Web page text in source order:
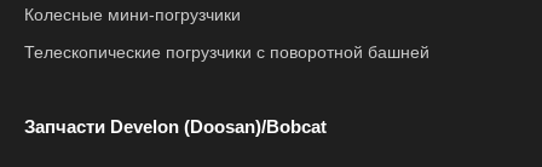
Колесные мини-погрузчики
Телескопические погрузчики с поворотной башней
Запчасти Develon (Doosan)/Bobcat